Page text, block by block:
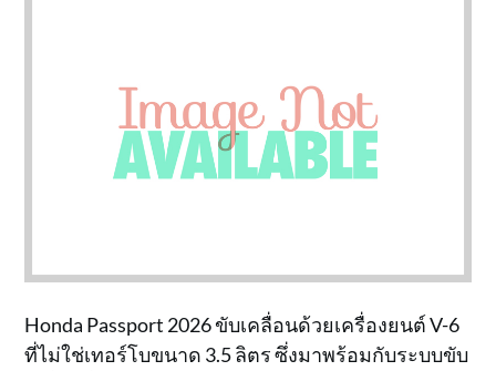
Honda Passport 2026 ขับเคลื่อนด้วยเครื่องยนต์ V-6
ที่ไม่ใช่เทอร์โบขนาด 3.5 ลิตร ซึ่งมาพร้อมกับระบบขับ